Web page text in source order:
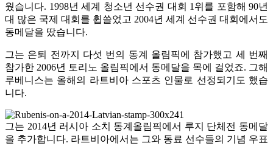
웠습니다. 1998년 세계 청소년 선수권 대회 1위를 포함해 90년
대 많은 국제 대회를 휩쓸었고 2004년 세계 선수권 대회에서도
동메달을 땄습니다.
그는 은퇴 전까지 다섯 번의 동계 올림픽에 참가했고 세 번째
참가한 2006년 토리노 올림픽에서 동메달을 목에 걸었죠. 그해
루베니스는 올해의 라트비아 스포츠 인물로 선정되기도 했습
니다.
그는 2014년 러시아 소치 동계올림픽에서 루지 단체전 동메달
을 추가합니다. 라트비아에서는 그와 동료 선수들의 기념 우표